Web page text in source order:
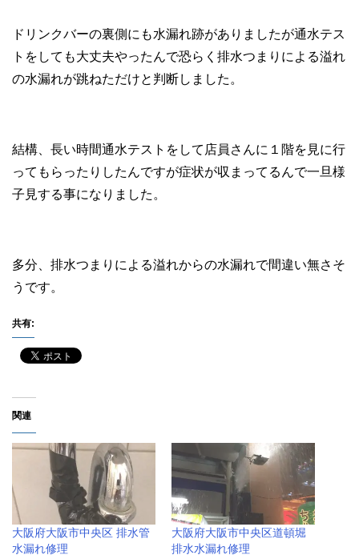
ドリンクバーの裏側にも水漏れ跡がありましたが通水テス
トをしても大丈夫やったんで恐らく排水つまりによる溢れ
の水漏れが跳ねただけと判断しました。
結構、長い時間通水テストをして店員さんに１階を見に行
ってもらったりしたんですが症状が収まってるんで一旦様
子見する事になりました。
多分、排水つまりによる溢れからの水漏れで間違い無さそ
うです。
共有:
関連
大阪府大阪市中央区 排水管
水漏れ修理
大阪府大阪市中央区道頓堀
排水水漏れ修理